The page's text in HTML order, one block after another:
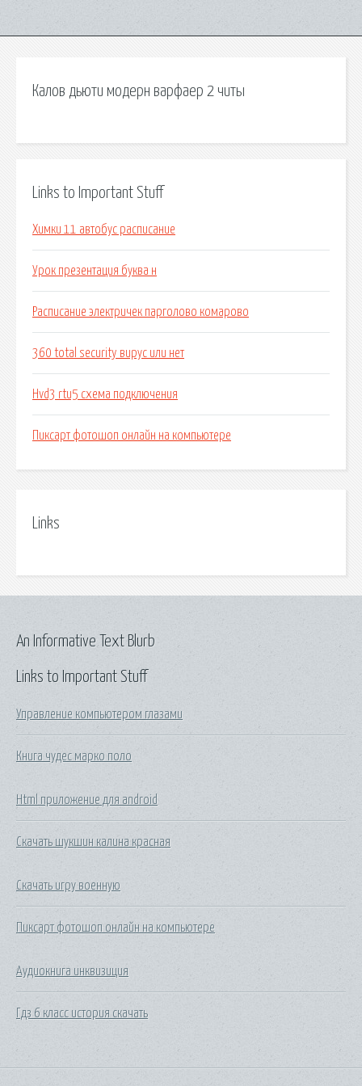
Калов дьюти модерн варфаер 2 читы
Links to Important Stuff
Химки 11 автобус расписание
Урок презентация буква н
Расписание электричек парголово комарово
360 total security вирус или нет
Hvd3 rtu5 схема подключения
Пиксарт фотошоп онлайн на компьютере
Links
Links to Important Stuff
Управление компьютером глазами
Книга чудес марко поло
Html приложение для android
Скачать шукшин калина красная
Скачать игру военную
Пиксарт фотошоп онлайн на компьютере
Аудиокнига инквизиция
Гдз 6 класс история скачать
An Informative Text Blurb